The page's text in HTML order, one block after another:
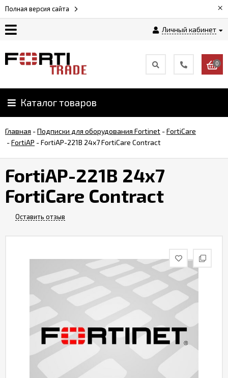
Полная версия сайта ×
Личный кабинет
Как
Доставка
и
оплата
0
Каталог товаров
Главная -Подписки для оборудования Fortinet -FortiCare
-FortiAP -FortiAP-221B 24x7 FortiCare Contract
FortiAP-221B 24x7
FortiCare Contract
Оставить отзыв